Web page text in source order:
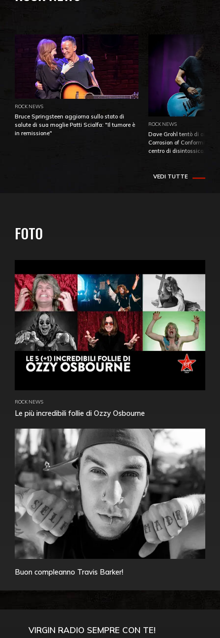
ROCK NEWS
Bruce Springsteen aggiorna sullo stato di
salute di sua moglie Patti Scialfa: "Il tumore è
in remissione"
ROCK NEWS
Dave Grohl tentò di
Corrosion of Conformity
centro di
VEDI TUTTE
FOTO
ROCK NEWS
Le più incredibili follie di Ozzy Osbourne
Buon compleanno Travis Barker!
VIRGIN RADIO SEMPRE CON TE!